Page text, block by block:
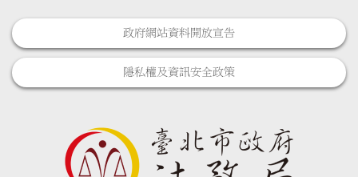
政府網站資料開放宣告
隱私權及資訊安全政策